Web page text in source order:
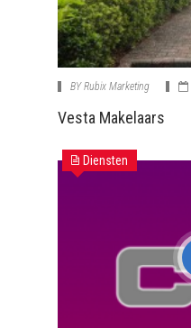
BYRubix Marketing
Vesta Makelaars
Diensten